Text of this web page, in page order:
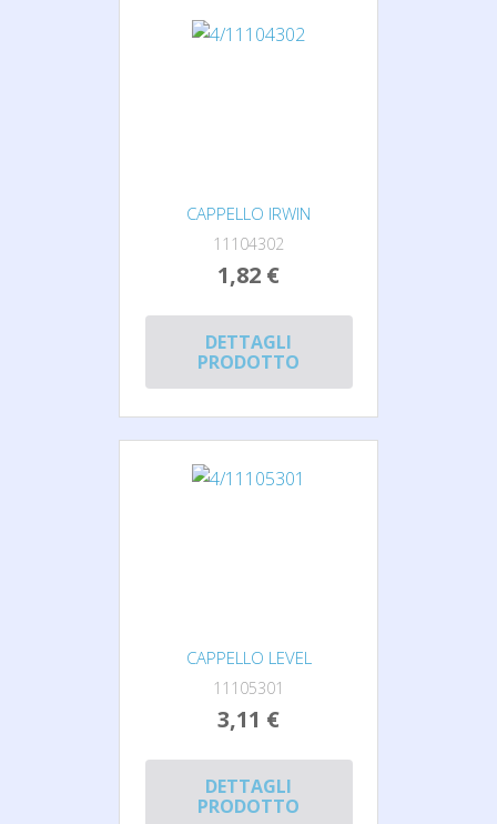
CAPPELLO IRWIN
11104302
1,82 €
DETTAGLI
PRODOTTO
CAPPELLO LEVEL
11105301
3,11 €
DETTAGLI
PRODOTTO